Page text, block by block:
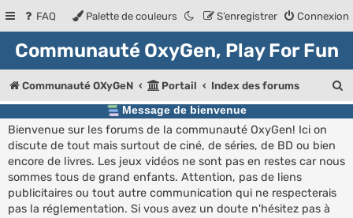
FAQ Connexion
S’enregistrer
Palette de couleurs
Communauté OxyGen, Play For Fun
Communauté OXyGeN Portail Index des forums
e
Message de bienvenue
Bienvenue sur les forums de la communauté OxyGen! Ici on
discute de tout mais surtout de ciné, de séries, de BD ou bien
encore de livres. Les jeux vidéos ne sont pas en restes car nous
sommes tous de grand enfants. Attention, pas de liens
publicitaires ou tout autre communication qui ne respecterais
pas la réglementation. Si vous avez un doute n'hésitez pas à